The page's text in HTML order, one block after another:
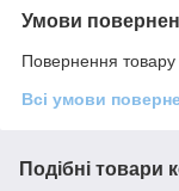
Умови
Повернення товару
Всі умови
Подібні товари